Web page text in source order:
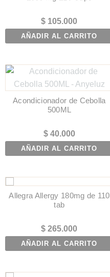
$ 105.000
AÑADIR AL CARRITO
Acondicionador de Cebolla
500ML
$40.000
AÑADIR AL CARRITO
Allegra Allergy 180mg de 110
tab
$ 265.000
AÑADIR AL CARRITO